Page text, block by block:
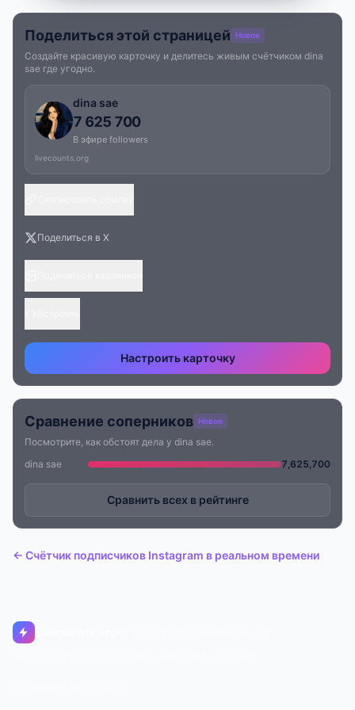
Поделиться этой страницей Новое
Создайте красивую карточку и делитесь живым счётчиком dina
sae где угодно.
dina sae
7 625 700
В эфире followers
livecounts.org
Поделиться в X
Настроить карточку
Сравнение соперников Новое
Посмотрите, как обстоят дела у dina sae.
dina sae
7,625,700
Сравнить всех в рейтинге
← Счётчик подписчиков Instagram в реальном времени